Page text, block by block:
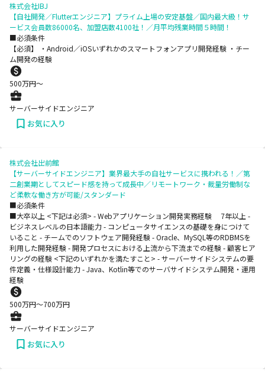
株式会社IBJ
【自社開発／Flutterエンジニア】プライム上場の安定基盤／国内最大級！サ
ービス会員数86000名、加盟店数4100社！／月平均残業時間５時間！
■必須条件
【必須】 ・Android／iOSいずれかのスマートフォンアプリ開発経験 ・チー
ム開発の経験
500万円〜
サーバーサイドエンジニア
お気に入り
株式会社出前館
【サーバーサイドエンジニア】業界最大手の自社サービスに携われる！／第
二創業期としてスピード感を持って成長中／リモートワーク・裁量労働制な
ど柔軟な働き方が可能/スタンダード
■必須条件
■大卒以上 <下記は必須> - Webアプリケーション開発実務経験 7年以上 -
ビジネスレベルの日本語能力 - コンピュータサイエンスの基礎を身につけて
いること - チームでのソフトウェア開発経験 - Oracle、MySQL等のRDBMSを
利用した開発経験 - 開発プロセスにおける上流から下流までの経験 - 顧客ヒア
リングの経験 <下記のいずれかを満たすこと> - サーバーサイドシステムの要
件定義・仕様設計能力 - Java、Kotlin等でのサーバサイドシステム開発・運用
経験
500万円〜700万円
サーバーサイドエンジニア
お気に入り